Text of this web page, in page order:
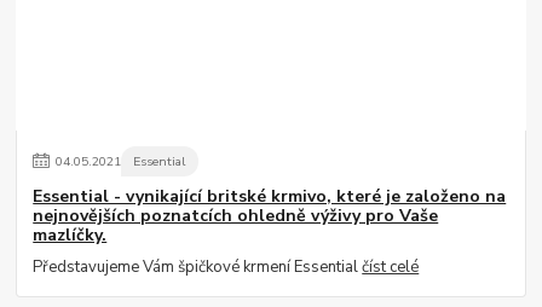
04.05.2021 Essential
Essential - vynikající britské krmivo, které je založeno na
nejnovějších poznatcích ohledně výživy pro Vaše
mazlíčky.
Představujeme Vám špičkové krmení Essentialčíst celé